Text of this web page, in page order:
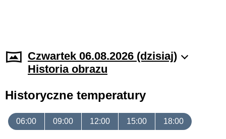
Czwartek 06.08.2026 (dzisiaj)
Historia obrazu
Historyczne temperatury
06:00 09:00 12:00 15:00 18:00